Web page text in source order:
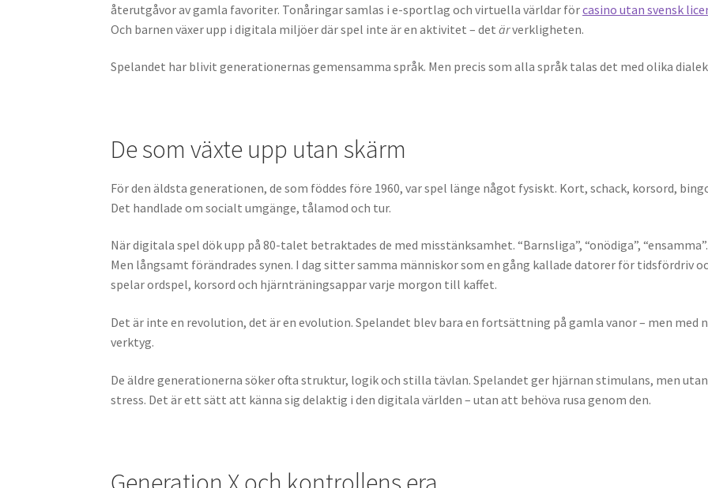
återutgåvor av gamla favoriter. Tonåringar samlas i e-sportlag och virtuella världar förcasino utan svensk
Och barnen växer upp i digitala miljöer där spel inte är en aktivitet – detärverkligheten.
Spelandet har blivit generationernas gemensamma språk. Men precis som alla språk talas det med olika
De som växte upp utan skärm
För den äldsta generationen, de som föddes före 1960, var spel länge något fysiskt. Kort, schack, korsord,
Det handlade om socialt umgänge, tålamod och tur.
När digitala spel dök upp på 80-talet betraktades de med misstänksamhet. “Barnsliga”, “onödiga”, “ensamma”.
Men långsamt förändrades synen. I dag sitter samma människor som en gång kallade datorer för tidsfördriv
spelar ordspel, korsord och hjärnträningsappar varje morgon till kaffet.
Det är inte en revolution, det är en evolution. Spelandet blev bara en fortsättning på gamla vanor – men med
verktyg.
De äldre generationerna söker ofta struktur, logik och stilla tävlan. Spelandet ger hjärnan stimulans, men utan
stress. Det är ett sätt att känna sig delaktig i den digitala världen – utan att behöva rusa genom den.